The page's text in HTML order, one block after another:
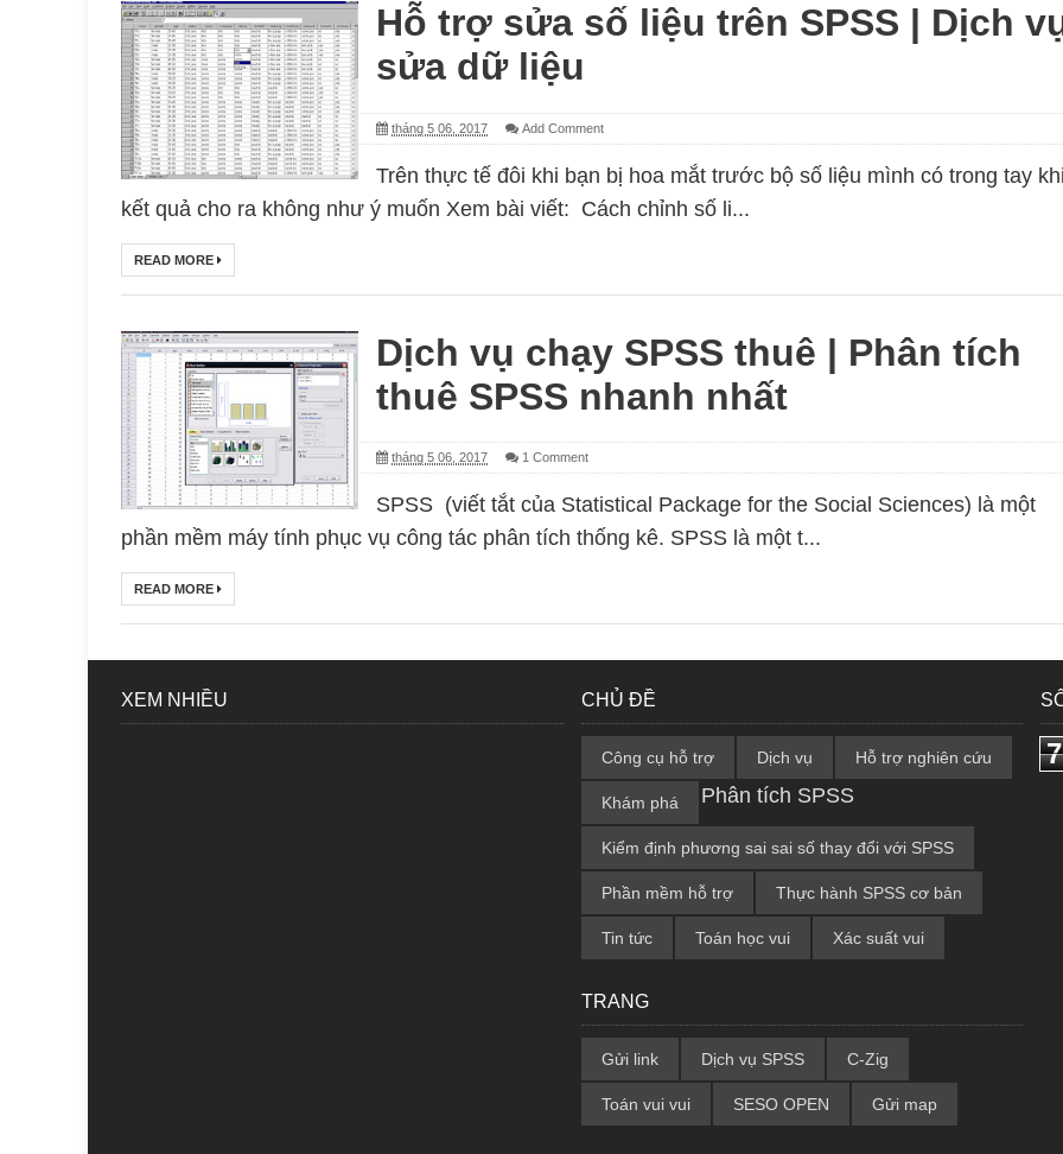
Hỗ trợ sửa số liệu trên SPSS | Dịch
sửa dữ liệu
tháng 5 06, 2017 Add Comment
Trên thực tế đôi khi bạn bị hoa mắt trước bộ số liệu mình có trong tay
kết quả cho ra không như ý muốn Xem bài viết: Cách chỉnh số li...
READ MORE
Dịch vụ chạy SPSS thuê | Phân tích
thuê SPSS nhanh nhất
tháng 5 06, 2017 1 Comment
SPSS (viết tắt của Statistical Package for the Social Sciences) là một
phần mềm máy tính phục vụ công tác phân tích thống kê. SPSS là một t...
READ MORE
XEM NHIỀU CHỦ ĐỀ
Công cụ hỗ trợ Dịch vụ Hỗ trợ nghiên cứu
Khám phá
Kiểm định phương sai sai số thay đổi với SPSS
Phân tích SPSS
Phần mềm hỗ trợ Thực hành SPSS cơ bản
Tin tức Toán học vui Xác suất vui
TRANG
Gửi link Dịch vụ SPSS C-Zig
Toán vui vui SESO OPEN Gửi map
7